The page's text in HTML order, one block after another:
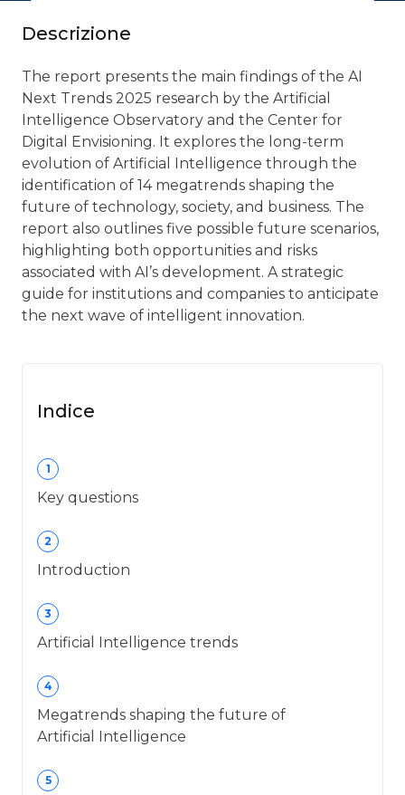
Descrizione
The report presents the main findings of the AI
Next Trends 2025 research by the Artificial
Intelligence Observatory and the Center for
Digital Envisioning. It explores the long-term
evolution of Artificial Intelligence through the
identification of 14 megatrends shaping the
future of technology, society, and business. The
report also outlines five possible future scenarios,
highlighting both opportunities and risks
associated with AI’s development. A strategic
guide for institutions and companies to anticipate
the next wave of intelligent innovation.
Indice
1
Key questions
2
Introduction
3
Artificial Intelligence trends
4
Megatrends shaping the future of
Artificial Intelligence
5